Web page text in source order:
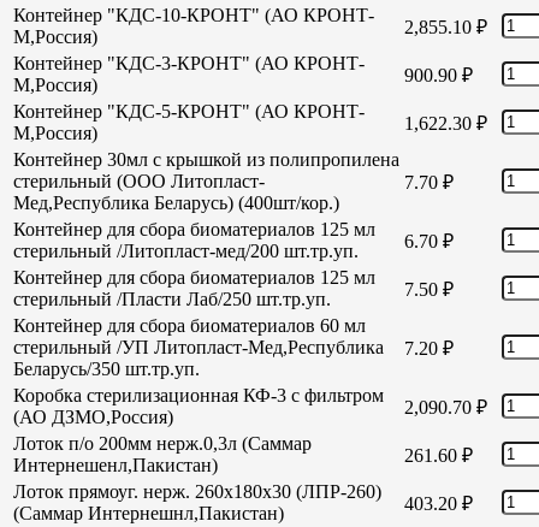
Контейнер "КДС-10-КРОНТ" (АО КРОНТ-
М,Россия)
2,855.10 ₽
Контейнер "КДС-3-КРОНТ" (АО КРОНТ-
М,Россия)
900.90 ₽
Контейнер "КДС-5-КРОНТ" (АО КРОНТ-
М,Россия)
1,622.30 ₽
Контейнер 30мл с крышкой из полипропилена
стерильный (ООО Литопласт-
Мед,Республика Беларусь) (400шт/кор.)
7.70 ₽
Контейнер для сбора биоматериалов 125 мл
стерильный /Литопласт-мед/200 шт.тр.уп.
6.70 ₽
Контейнер для сбора биоматериалов 125 мл
стерильный /Пласти Лаб/250 шт.тр.уп.
7.50 ₽
Контейнер для сбора биоматериалов 60 мл
стерильный /УП Литопласт-Мед,Республика
Беларусь/350 шт.тр.уп.
7.20 ₽
Коробка стерилизационная КФ-3 с фильтром
(АО ДЗМО,Россия)
2,090.70 ₽
Лоток п/о 200мм нерж.0,3л (Саммар
Интернешенл,Пакистан)
261.60 ₽
Лоток прямоуг. нерж. 260х180х30 (ЛПР-260)
(Саммар Интернешнл,Пакистан)
403.20 ₽